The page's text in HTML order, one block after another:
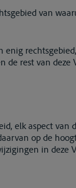
van
enig
rest van
elk aspect
op de
in